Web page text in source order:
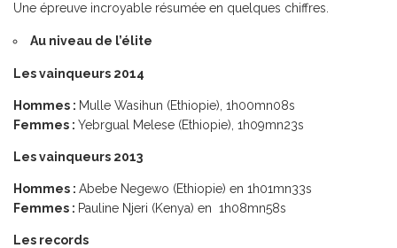
Une épreuve incroyable résumée en quelques chiffres.
Au niveau de l’élite
Les vainqueurs 2014
Hommes : Mulle Wasihun (Ethiopie), 1h00mn08s
Femmes : Yebrgual Melese (Ethiopie), 1h09mn23s
Les vainqueurs 2013
Hommes : Abebe Negewo (Ethiopie) en 1h01mn33s
Femmes : Pauline Njeri (Kenya) en 1h08mn58s
Les records